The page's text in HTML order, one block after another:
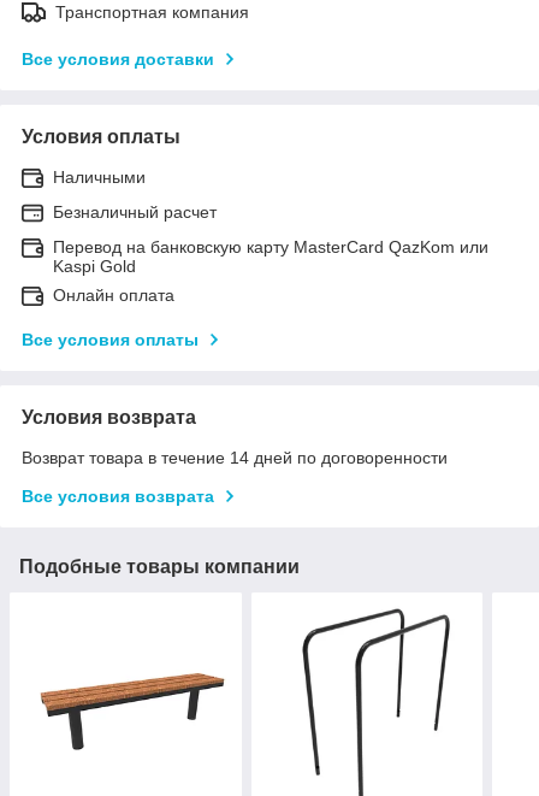
Транспортная компания
Все условия доставки
Условия оплаты
Наличными
Безналичный расчет
Перевод на банковскую карту MasterCard QazKom или
Kaspi Gold
Онлайн оплата
Все условия оплаты
Условия возврата
Возврат товара в течение 14 дней по договоренности
Все условия возврата
Подобные товары компании